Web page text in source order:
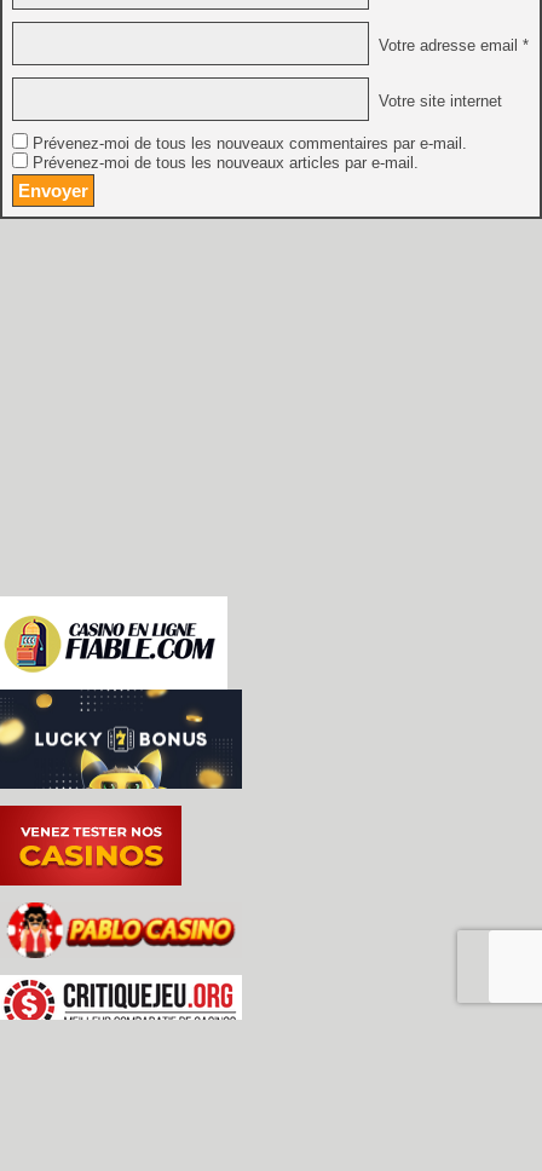
Votre adresse email *
Votre site internet
Prévenez-moi de tous les nouveaux commentaires par e-mail.
Prévenez-moi de tous les nouveaux articles par e-mail.